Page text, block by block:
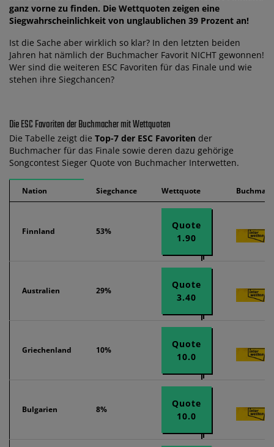
ganz vorne zu finden. Die Wettquoten zeigen eine
Siegwahrscheinlichkeit von unglaublichen 39 Prozent an!
Ist die Sache aber wirklich so klar? In den letzten beiden
Jahren hat nämlich der Buchmacher Favorit NICHT gewonnen!
Wer sind die weiteren ESC Favoriten für das Finale und wie
stehen ihre Siegchancen?
Die ESC Favoriten der Buchmacher mit Wettquoten
Die Tabelle zeigt die Top-7 der ESC Favoriten der
Buchmacher für das Finale sowie deren dazu gehörige
Songcontest Sieger Quote von Buchmacher Interwetten.
Nation Siegchance Wettquote
Finnland 53%
Quote
1.90
Australien 29%
Quote
3.40
Griechenland 10%
Quote
10.0
Bulgarien 8%
Quote
10.0